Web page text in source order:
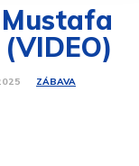
ZÁBAVA